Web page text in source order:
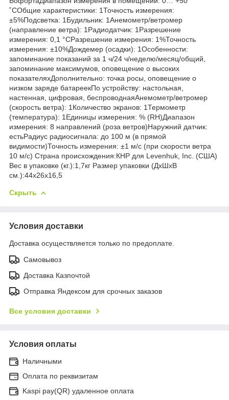
˚CОбщие характеристики: 1Точность измерения:
±5%Подсветка: 1Будильник: 1Анемометр/ветромер
(направление ветра): 1Радиодатчик: 1Разрешение
измерения: 0,1 °CРазрешение измерения: 1%Точность
измерения: ±10%Дождемер (осадки): 1Особенности:
запоминание показаний за 1 ч/24 ч/неделю/месяц/общий,
запоминание максимумов, оповещение о высоких
показателяхДополнительно: точка росы, оповещение о
низком заряде батареекПо устройству: настольная,
настенная, цифровая, беспроводнаяАнемометр/ветромер
(скорость ветра): 1Количество экранов: 1Термометр
(температура): 1Единицы измерения: % (RH)Диапазон
измерения: 8 направлений (роза ветров)Наружний датчик:
естьРадиус радиосигнала: до 100 м (в прямой
видимости)Точность измерения: ±1 м/с (при скорости ветра
10 м/с) Страна происхождения:КНР для Levenhuk, Inc. (США)
Вес в упаковке (кг.):1,7кг Размер упаковки (ДхШхВ
см.):44x26x16,5
Скрыть
Условия доставки
Доставка осуществляется только по предоплате.
Самовывоз
Доставка Казпочтой
Отправка Яндексом для срочных заказов
Все условия доставки
Условия оплаты
Наличными
Оплата по реквизитам
Kaspi pay(QR) удаленное оплата